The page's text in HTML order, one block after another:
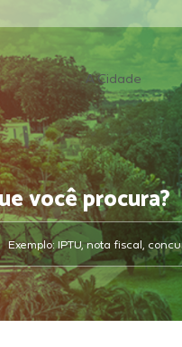
A Cidade
você procura?